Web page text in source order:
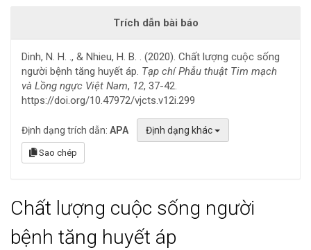
Trích dẫn bài báo
Dinh, N. H. ., & Nhieu, H. B. . (2020). Chất lượng cuộc sống
người bệnh tăng huyết áp. Tạp chí Phẫu thuật Tim mạch
và Lồng ngực Việt Nam, 12, 37-42.
https://doi.org/10.47972/vjcts.v12i.299
Định dạng trích dẫn: APA Định dạng khác
Sao chép
Chất lượng cuộc sống người
bệnh tăng huyết áp